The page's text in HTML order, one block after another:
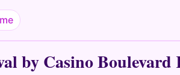
by Casino Boulevard